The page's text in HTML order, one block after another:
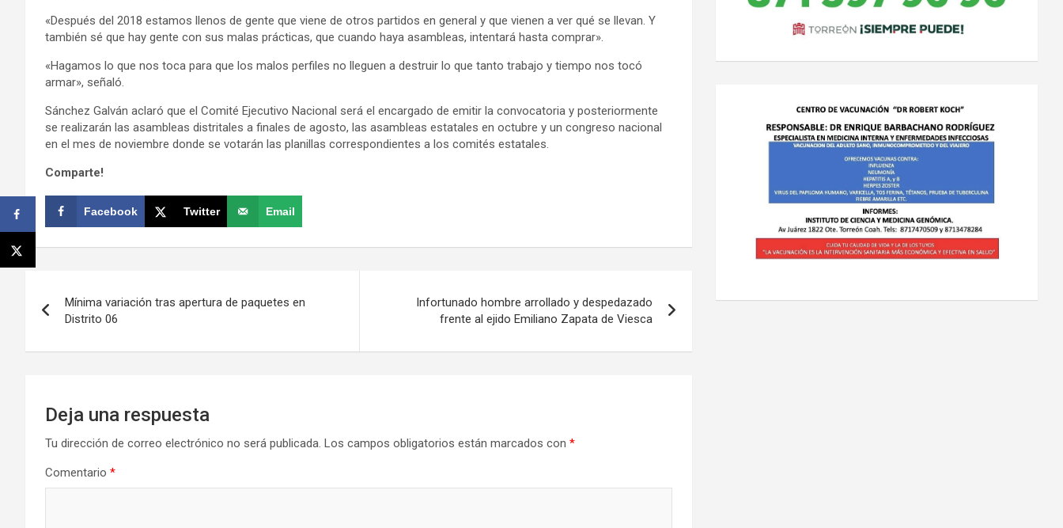
«Después del 2018 estamos llenos de gente que viene de otros partidos en general y que vienen a ver qué se llevan. Y
también sé que hay gente con sus malas prácticas, que cuando haya asambleas, intentará hasta comprar».
«Hagamos lo que nos toca para que los malos perfiles no lleguen a destruir lo que tanto trabajo y tiempo nos tocó
armar», señaló.
Sánchez Galván aclaró que el Comité Ejecutivo Nacional será el encargado de emitir la convocatoria y posteriormente
se realizarán las asambleas distritales a finales de agosto, las asambleas estatales en octubre y un congreso nacional
en el mes de noviembre donde se votarán las planillas correspondientes a los comités estatales.
Comparte!
Facebook Twitter Email
de
entradas
Mínima variación tras apertura de paquetes en
Distrito 06
Infortunado hombre arrollado y despedazado
frente al ejido Emiliano Zapata de Viesca
Deja una respuesta
Tu dirección de correo electrónico no será publicada. Los campos obligatorios están marcados con *
Comentario *